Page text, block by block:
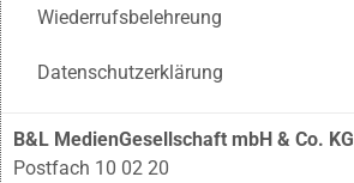
Wiederrufsbelehreung
Datenschutzerklärung
B&L MedienGesellschaft mbH & Co. KG
Postfach 10 02 20